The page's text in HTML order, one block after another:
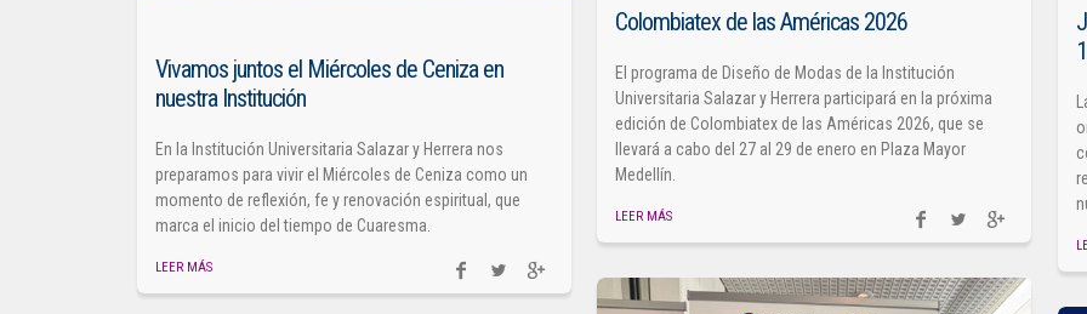
Vivamos juntos el Miércoles de Ceniza en
nuestra Institución
En la Institución Universitaria Salazar y Herrera nos
preparamos para vivir el Miércoles de Ceniza como un
momento de reflexión, fe y renovación espiritual, que
marca el inicio del tiempo de Cuaresma.
LEER MÁS
Colombiatex de las Américas 2026
El programa de Diseño de Modas de la Institución
Universitaria Salazar y Herrera participará en la próxima
edición de Colombiatex de las Américas 2026, que se
llevará a cabo del 27 al 29 de enero en Plaza Mayor
Medellín.
LEER MÁS
1